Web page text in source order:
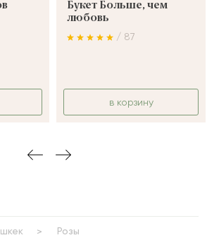
Букет Больше, чем
любовь
/ 87
в корзину
Розы